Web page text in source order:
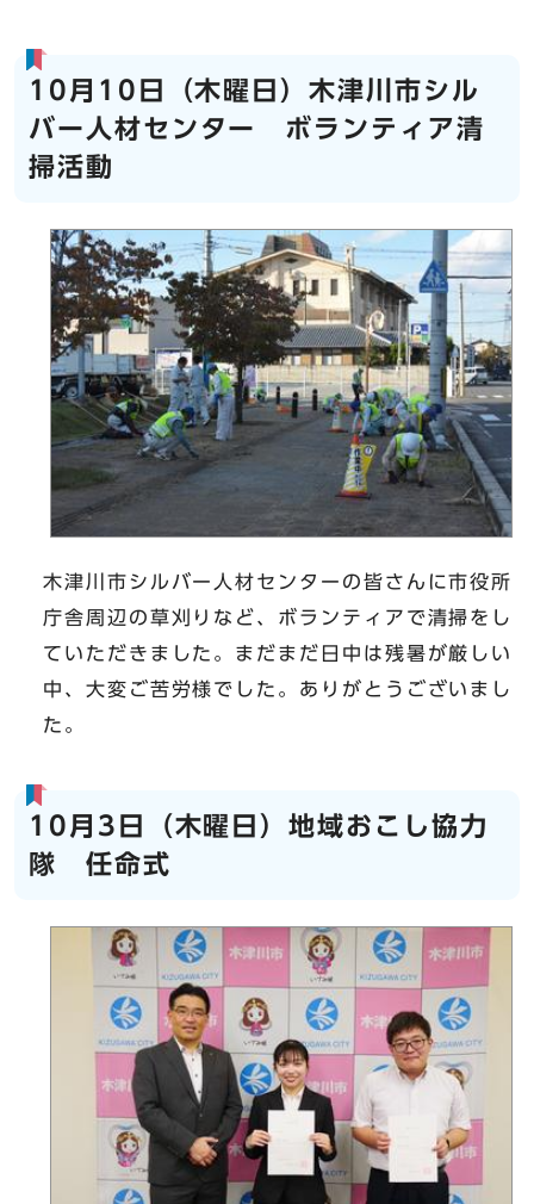
10月10日（木曜日）木津川市シル
バー人材センター ボランティア清
掃活動
木津川市シルバー人材センターの皆さんに市役所
庁舎周辺の草刈りなど、ボランティアで清掃をし
ていただきました。まだまだ日中は残暑が厳しい
中、大変ご苦労様でした。ありがとうございまし
た。
10月3日（木曜日）地域おこし協力
隊 任命式